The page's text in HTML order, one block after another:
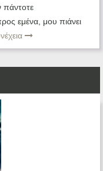
πάντοτε
εμένα, μου πιάνει